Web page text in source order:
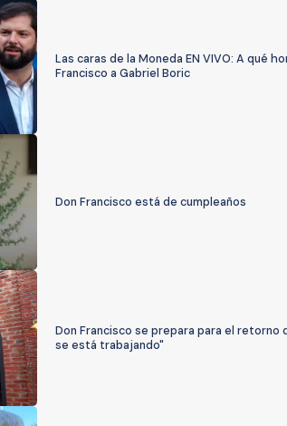
Las caras de la Moneda EN VIVO: A qué
Francisco a Gabriel Boric
Don Francisco está de cumpleaños
Don Francisco se prepara para el retorno
se está trabajando"